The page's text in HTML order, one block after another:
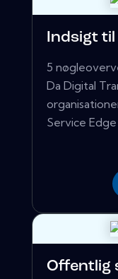
Indsigt til
5
Da Digital
Service Edge
Offentlig